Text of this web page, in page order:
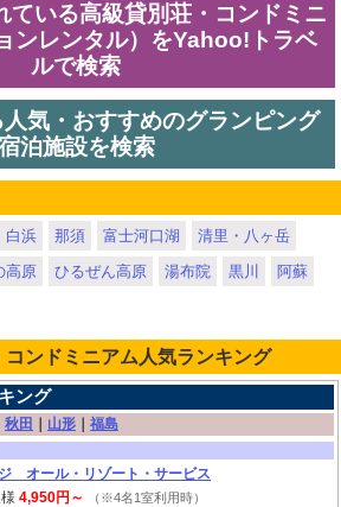
ている高級貸別荘・コンドミニ
ンレンタル）をYahoo!トラベ
ルで検索
気・おすすめのグランピング
泊施設を検索
白浜 那須 富士河口湖
清里・八ヶ岳
高原 ひるぜん高原 湯布院 黒川
阿蘇
ンドミニアム人気ランキング
ング
秋田 山形
福島
オール・リゾート・サービス
4,950円～ （※4名1室利用時）